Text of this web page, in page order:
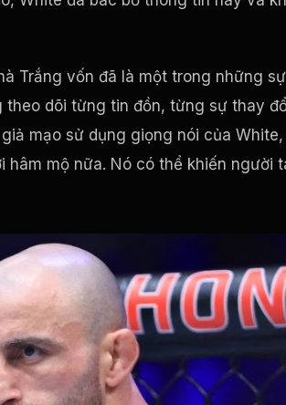
Trắng vốn đã là một trong những
dõi từng tin đồn, từng sự thay
mạo sử dụng giọng nói của
mộ nữa. Nó có thể khiến người